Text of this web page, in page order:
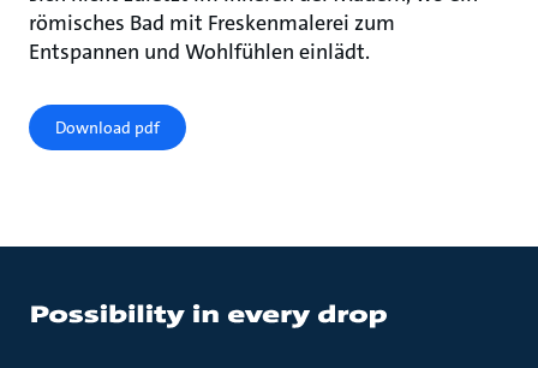
römisches Bad mit Freskenmalerei zum
Entspannen und Wohlfühlen einlädt.
Download pdf